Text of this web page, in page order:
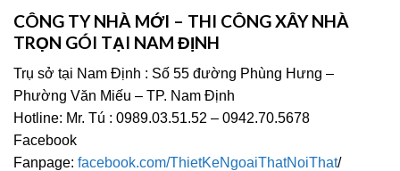
CÔNG TY NHÀ MỚI – THI CÔNG XÂY NHÀ
TRỌN GÓI TẠI NAM ĐỊNH
Trụ sở tại Nam Định : Số 55 đường Phùng Hưng –
Phường Văn Miếu – TP. Nam Định
Hotline: Mr. Tú : 0989.03.51.52 – 0942.70.5678
Facebook
Fanpage: facebook.com/ThietKeNgoaiThatNoiThat/